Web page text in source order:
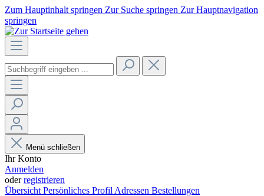
Zum Hauptinhalt springen Zur Suche springen Zur Hauptnavigation
springen
Menü schließen
Ihr Konto
Anmelden
oderregistrieren
Übersicht Persönliches Profil Adressen Bestellungen